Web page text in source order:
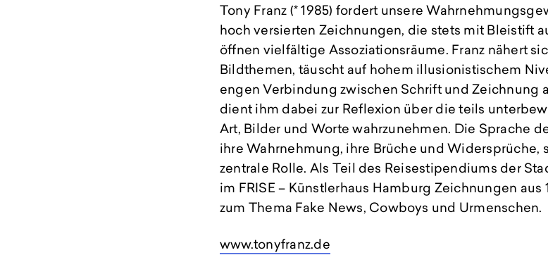
Tony Franz (* 1985) fordert unsere
hoch versierten Zeichnungen, die stets mit Bleistift
öffnen vielfältige Assoziationsräume. Franz nähert
Bildthemen, täuscht auf hohem illusionistischem
engen Verbindung zwischen Schrift und Zeichnung
dient ihm dabei zur Reflexion über die teils
Art, Bilder und Worte wahrzunehmen. Die Sprache
ihre Wahrnehmung, ihre Brüche und Widersprüche,
zentrale Rolle. Als Teil des Reisestipendiums der
im FRISE – Künstlerhaus Hamburg Zeichnungen aus
zum Thema Fake News, Cowboys und Urmenschen.
www.tonyfranz.de